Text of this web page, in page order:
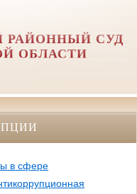
РАЙОННЫЙ СУД
ОБЛАСТИ
в сфере